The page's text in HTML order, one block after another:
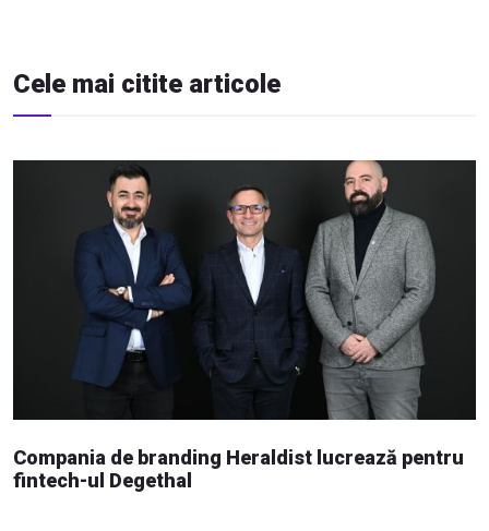
Cele mai citite articole
Compania de branding Heraldist lucrează pentru
fintech-ul Degethal